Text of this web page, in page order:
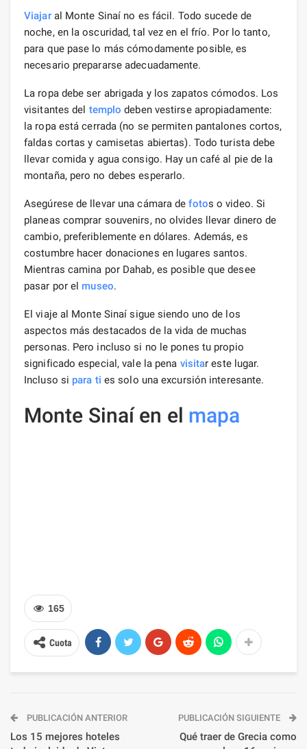
Viajaral Monte Sinaí no es fácil. Todo sucede de
noche, en la oscuridad, tal vez en el frío. Por lo tanto,
para que pase lo más cómodamente posible, es
necesario prepararse adecuadamente.
La ropa debe ser abrigada y los zapatos cómodos. Los
visitantes del templo deben vestirse apropiadamente:
la ropa está cerrada (no se permiten pantalones cortos,
faldas cortas y camisetas abiertas). Todo turista debe
llevar comida y agua consigo. Hay un café al pie de la
montaña, pero no debes esperarlo.
Asegúrese de llevar una cámara defotos o video. Si
planeas comprar souvenirs, no olvides llevar dinero de
cambio, preferiblemente en dólares. Además, es
costumbre hacer donaciones en lugares santos.
Mientras camina por Dahab, es posible que desee
pasar por el museo.
El viaje al Monte Sinaí sigue siendo uno de los
aspectos más destacados de la vida de muchas
personas. Pero incluso si no le pones tu propio
significado especial, vale la pena visitar este lugar.
Incluso si para ti es solo una excursión interesante.
Monte Sinaí en el mapa
165
Cuota
PUBLICACIÓN ANTERIOR
Los 15 mejores hoteles
PUBLICACIÓN SIGUIENTE
Qué traer de Grecia como